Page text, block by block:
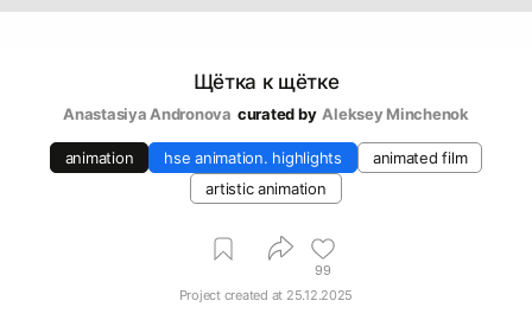
Щётка к щётке
Anastasiya Andronova curated by Aleksey Minchenok
animation hse animation. highlights
animated film
artistic animation
99
Project created at 25.12.2025